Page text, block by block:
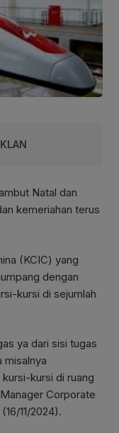
Natal dan
kemeriahan terus
(KCIC) yang
dengan
kursi di sejumlah
ya dari sisi tugas
misalnya
kursi di ruang
Corporate
11/2024).